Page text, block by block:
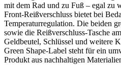
mit dem Rad und zu Fuß – egal zu
Front-Reißverschluss bietet bei
Temperaturregulation. Die beiden
sowie die Reißverschluss-Tasche
Geldbeutel, Schlüssel und weitere
Green Shape-Label steht für ein
Produkt aus nachhaltigen